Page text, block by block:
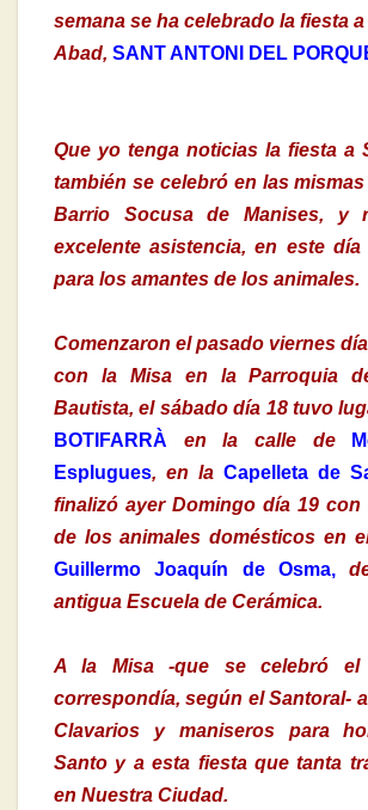
semana se ha celebrado la fiesta
Abad, SANT ANTONI DEL
Que yo tenga noticias la fiesta a
también se celebró en las
Barrio Socusa de Manises, y
excelente asistencia, en este día
para los amantes de los animales.
Comenzaron el pasado viernes
con la Misa en la Parroquia
Bautista, el sábado día 18 tuvo
BOTIFARRÀ en la calle de
Esplugues, en la Capelleta de
finalizó ayer Domingo día 19 con
de los animales domésticos en
Guillermo Joaquín de Osma,
antigua Escuela de Cerámica.
A la Misa -que se celebró
correspondía, según el Santoral-
Clavarios y maniseros para
Santo y a esta fiesta que tanta
en Nuestra Ciudad.